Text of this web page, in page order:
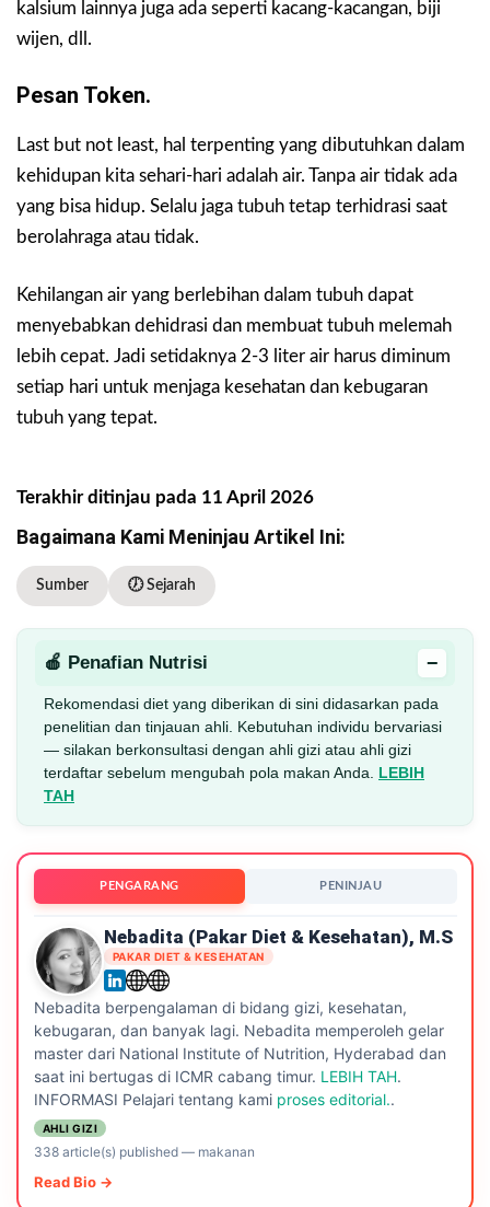
kalsium lainnya juga ada seperti kacang-kacangan, biji
wijen, dll.
Pesan Token.
Last but not least, hal terpenting yang dibutuhkan dalam
kehidupan kita sehari-hari adalah air. Tanpa air tidak ada
yang bisa hidup. Selalu jaga tubuh tetap terhidrasi saat
berolahraga atau tidak.
Kehilangan air yang berlebihan dalam tubuh dapat
menyebabkan dehidrasi dan membuat tubuh melemah
lebih cepat. Jadi setidaknya 2-3 liter air harus diminum
setiap hari untuk menjaga kesehatan dan kebugaran
tubuh yang tepat.
Terakhir ditinjau pada 11 April 2026
Bagaimana Kami Meninjau Artikel Ini:
Sumber 🕖 Sejarah
🍎 Penafian Nutrisi −
Rekomendasi diet yang diberikan di sini didasarkan pada
penelitian dan tinjauan ahli. Kebutuhan individu bervariasi
— silakan berkonsultasi dengan ahli gizi atau ahli gizi
terdaftar sebelum mengubah pola makan Anda. LEBIH
TAH
PENGARANG PENINJAU
Nebadita (Pakar Diet & Kesehatan), M.S
PAKAR DIET & KESEHATAN
Nebadita berpengalaman di bidang gizi, kesehatan,
kebugaran, dan banyak lagi. Nebadita memperoleh gelar
master dari National Institute of Nutrition, Hyderabad dan
saat ini bertugas di ICMR cabang timur. LEBIH TAH.
INFORMASI Pelajari tentang kami proses editorial..
AHLI GIZI
338 article(s) published— makanan
Read Bio →